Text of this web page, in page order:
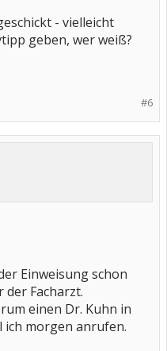
- vielleicht
geben, wer weiß?
#6
Einweisung schon
der Facharzt.
einen Dr. Kuhn in
ich morgen anrufen.